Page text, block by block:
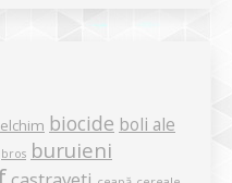
biocide boli ale
bros buruieni